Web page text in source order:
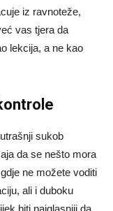
iz ravnoteže,
vas tjera da
lekcija, a ne kao
sukob
da se nešto mora
ne možete voditi
ali i duboku
biti najglasniji da